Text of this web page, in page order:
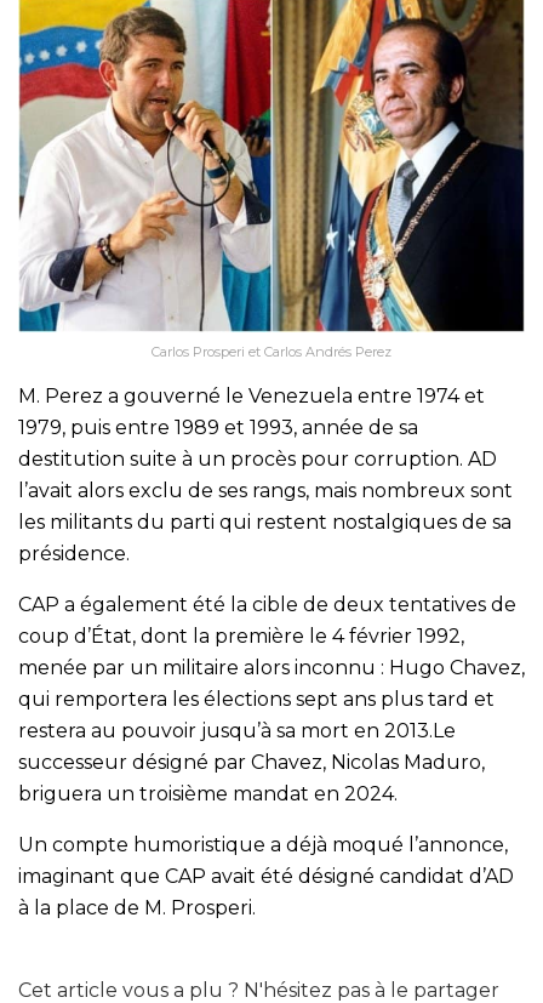
Carlos Prosperi et Carlos Andrés Perez
M. Perez a gouverné le Venezuela entre 1974 et
1979, puis entre 1989 et 1993, année de sa
destitution suite à un procès pour corruption. AD
l’avait alors exclu de ses rangs, mais nombreux sont
les militants du parti qui restent nostalgiques de sa
présidence.
CAP a également été la cible de deux tentatives de
coup d’État, dont la première le 4 février 1992,
menée par un militaire alors inconnu : Hugo Chavez,
qui remportera les élections sept ans plus tard et
restera au pouvoir jusqu’à sa mort en 2013.Le
successeur désigné par Chavez, Nicolas Maduro,
briguera un troisième mandat en 2024.
Un compte humoristique a déjà moqué l’annonce,
imaginant que CAP avait été désigné candidat d’AD
à la place de M. Prosperi.
Cet article vous a plu ? N'hésitez pas à le partager